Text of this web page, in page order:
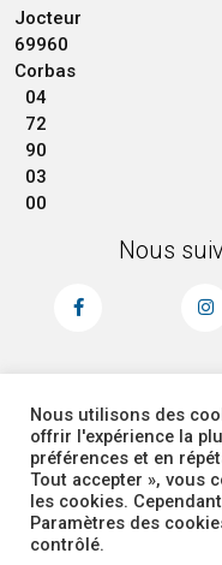
Jocteur
69960
Corbas
04
72
90
03
00
Nous
MENTIONS LÉGALES
PLAN DU SITE
COOKIES
Nous utilisons des
offrir l'expérience la
préférences et en
Tout accepter », vous
les cookies.
Paramètres des
contrôlé.